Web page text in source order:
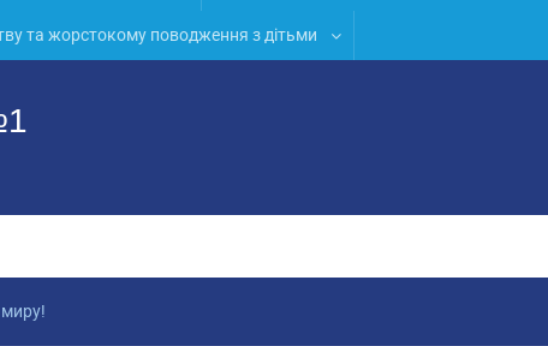
та жорстокому поводження з дітьми